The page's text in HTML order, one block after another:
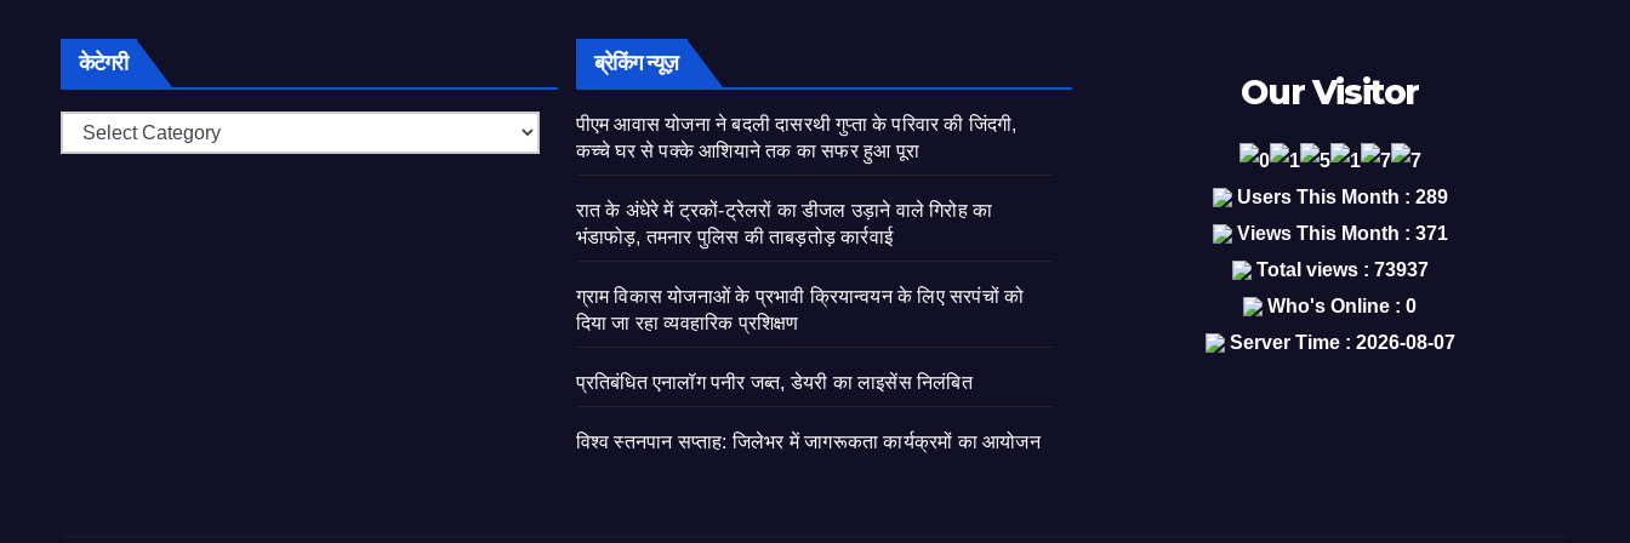
केटेगरी
केटेगरी
ब्रेकिंग न्यूज़
पीएम आवास योजना ने बदली दासरथी गुप्ता के परिवार की जिंदगी,
कच्चे घर से पक्के आशियाने तक का सफर हुआ पूरा
रात के अंधेरे में ट्रकों-ट्रेलरों का डीजल उड़ाने वाले गिरोह का
भंडाफोड़, तमनार पुलिस की ताबड़तोड़ कार्रवाई
ग्राम विकास योजनाओं के प्रभावी क्रियान्वयन के लिए सरपंचों को
दिया जा रहा व्यवहारिक प्रशिक्षण
प्रतिबंधित एनालॉग पनीर जब्त, डेयरी का लाइसेंस निलंबित
विश्व स्तनपान सप्ताह: जिलेभर में जागरूकता कार्यक्रमों का आयोजन
Our Visitor
Users This Month : 289
Views This Month : 371
Total views : 73937
Who's Online : 0
Server Time : 2026-08-07